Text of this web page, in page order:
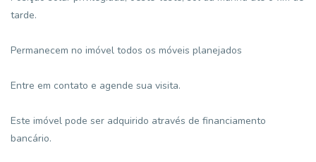
tarde.
Permanecem no imóvel todos os móveis planejados
Entre em contato e agende sua visita.
Este imóvel pode ser adquirido através de financiamento
bancário.